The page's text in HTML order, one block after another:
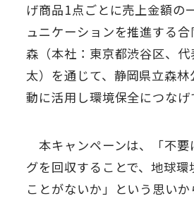
げ商品1点ごとに売上金額の
ュニケーションを推進する
森（本社：東京都渋谷区、
太）を通じて、静岡県立森
動に活用し環境保全につなげ
本キャンペーンは、「不要
グを回収することで、地球環
ことがないか」という思い